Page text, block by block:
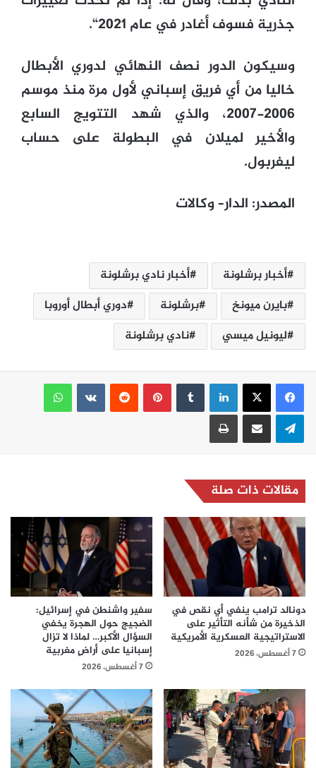
جذرية فسوف أغادر في عام 2021“.
وسيكون الدور نصف النهائي لدوري الأبطال
خاليا من أي فريق إسباني لأول مرة منذ موسم
2006-2007، والذي شهد التتويج السابع
والأخير لميلان في البطولة على حساب
ليفربول.
المصدر: الدار–وكالات
أخبار برشلونة
أخبار نادي برشلونة
بايرن ميونخ
برشلونة
دوري أبطال أوروبا
ليونيل ميسي
نادي برشلونة
لينكدإن بينتيريست
واتساب
تيلقرام مشاركة عبر البريد طباعة
مقالات ذات صلة
دونالد ترامب ينفي أي نقص في
الذخيرة من شأنه التأثير على
الاستراتيجية العسكرية الأمريكية
7 أغسطس، 2026
سفير واشنطن في إسرائيل:
الضجيج حول الهجرة يخفي
السؤال الأكبر… لماذا لا تزال
إسبانيا على أراضٍ مغربية
7 أغسطس، 2026